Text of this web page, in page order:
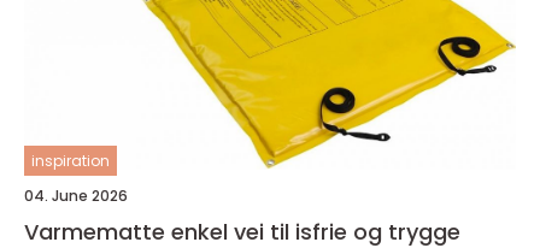
inspiration
04. June 2026
Varmematte enkel vei til isfrie og trygge